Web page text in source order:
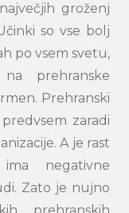
groženj
so vse bolj
po vsem svetu,
prehranske
Prehranski
zaradi
A je rast
negativne
Zato je nujno